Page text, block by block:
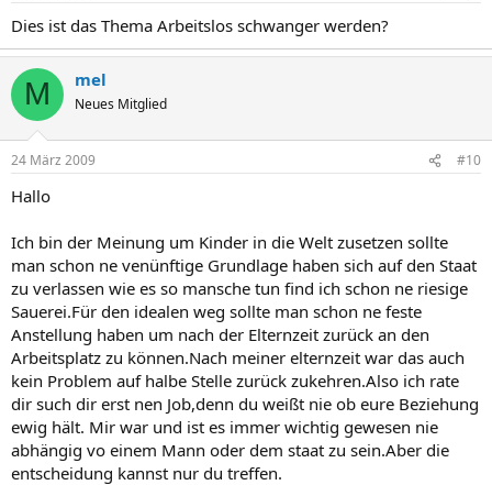
Dies ist das Thema Arbeitslos schwanger werden?
M mel
Neues Mitglied
24 März 2009 #10
Hallo
Ich bin der Meinung um Kinder in die Welt zusetzen sollte
man schon ne venünftige Grundlage haben sich auf den Staat
zu verlassen wie es so mansche tun find ich schon ne riesige
Sauerei.Für den idealen weg sollte man schon ne feste
Anstellung haben um nach der Elternzeit zurück an den
Arbeitsplatz zu können.Nach meiner elternzeit war das auch
kein Problem auf halbe Stelle zurück zukehren.Also ich rate
dir such dir erst nen Job,denn du weißt nie ob eure Beziehung
ewig hält. Mir war und ist es immer wichtig gewesen nie
abhängig vo einem Mann oder dem staat zu sein.Aber die
entscheidung kannst nur du treffen.